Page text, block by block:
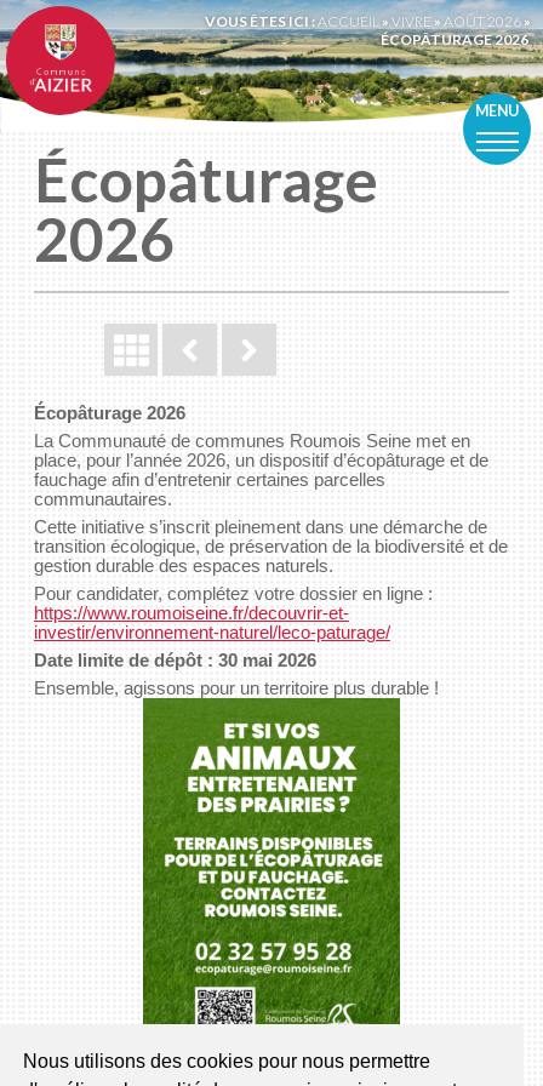
Nous utilisons des cookies pour nous permettre
VOUS ÊTES ICI :ACCUEIL » VIVRE » AOÛT 2026 »
ÉCOPÂTURAGE 2026
MENU
Écopâturage
2026
Écopâturage 2026
La Communauté de communes Roumois Seine met en
place, pour l’année 2026, un dispositif d’écopâturage et de
fauchage afin d’entretenir certaines parcelles
communautaires.
Cette initiative s’inscrit pleinement dans une démarche de
transition écologique, de préservation de la biodiversité et de
gestion durable des espaces naturels.
Pour candidater, complétez votre dossier en ligne :
https://www.roumoiseine.fr/decouvrir-et-
investir/environnement-naturel/leco-paturage/
Date limite de dépôt : 30 mai 2026
Ensemble, agissons pour un territoire plus durable !